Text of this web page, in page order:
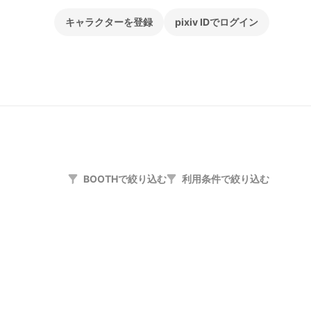
キャラクターを登録 pixiv IDでログイン
BOOTHで絞り込む 利用条件で絞り込む